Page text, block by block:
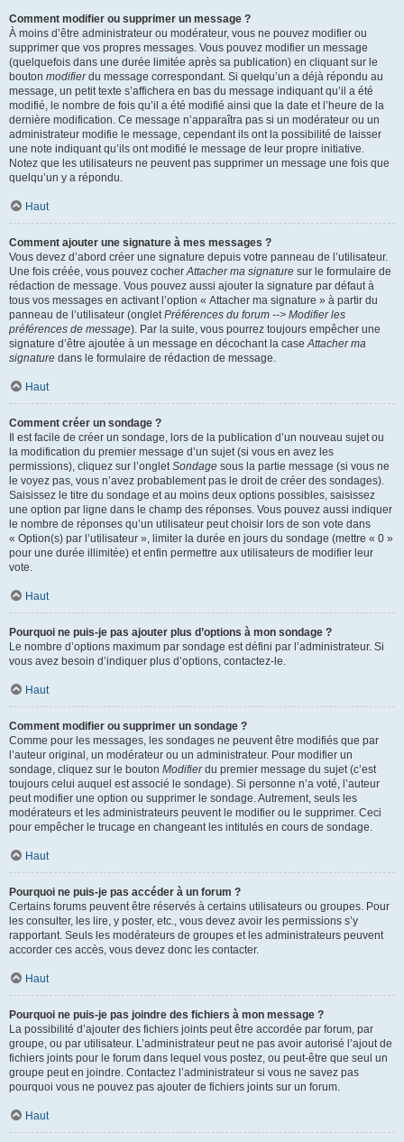
Comment modifier ou supprimer un message ?
À moins d’être administrateur ou modérateur, vous ne pouvez modifier ou
supprimer que vos propres messages. Vous pouvez modifier un message
(quelquefois dans une durée limitée après sa publication) en cliquant sur le
bouton modifierdu message correspondant. Si quelqu’un a déjà répondu au
message, un petit texte s’affichera en bas du message indiquant qu’il a été
modifié, le nombre de fois qu’il a été modifié ainsi que la date et l’heure de la
dernière modification. Ce message n’apparaîtra pas si un modérateur ou un
administrateur modifie le message, cependant ils ont la possibilité de laisser
une note indiquant qu’ils ont modifié le message de leur propre initiative.
Notez que les utilisateurs ne peuvent pas supprimer un message une fois que
quelqu’un y a répondu.
Haut
Comment ajouter une signature à mes messages ?
Vous devez d’abord créer une signature depuis votre panneau de l’utilisateur.
Une fois créée, vous pouvez cocherAttacher ma signature sur le formulaire de
rédaction de message. Vous pouvez aussi ajouter la signature par défaut à
tous vos messages en activant l’option « Attacher ma signature » à partir du
panneau de l’utilisateur (ongletPréférences du forum --> Modifier les
préférences de message). Par la suite, vous pourrez toujours empêcher une
signature d’être ajoutée à un message en décochant la caseAttacher ma
signature dans le formulaire de rédaction de message.
Haut
Comment créer un sondage ?
Il est facile de créer un sondage, lors de la publication d’un nouveau sujet ou
la modification du premier message d’un sujet (si vous en avez les
permissions), cliquez sur l’ongletSondage sous la partie message (si vous ne
le voyez pas, vous n’avez probablement pas le droit de créer des sondages).
Saisissez le titre du sondage et au moins deux options possibles, saisissez
une option par ligne dans le champ des réponses. Vous pouvez aussi indiquer
le nombre de réponses qu’un utilisateur peut choisir lors de son vote dans
« Option(s) par l’utilisateur », limiter la durée en jours du sondage (mettre « 0 »
pour une durée illimitée) et enfin permettre aux utilisateurs de modifier leur
vote.
Haut
Pourquoi ne puis-je pas ajouter plus d’options à mon sondage ?
Le nombre d’options maximum par sondage est défini par l’administrateur. Si
vous avez besoin d’indiquer plus d’options, contactez-le.
Haut
Comment modifier ou supprimer un sondage ?
Comme pour les messages, les sondages ne peuvent être modifiés que par
l’auteur original, un modérateur ou un administrateur. Pour modifier un
sondage, cliquez sur le bouton Modifierdu premier message du sujet (c’est
toujours celui auquel est associé le sondage). Si personne n’a voté, l’auteur
peut modifier une option ou supprimer le sondage. Autrement, seuls les
modérateurs et les administrateurs peuvent le modifier ou le supprimer. Ceci
pour empêcher le trucage en changeant les intitulés en cours de sondage.
Haut
Pourquoi ne puis-je pas accéder à un forum ?
Certains forums peuvent être réservés à certains utilisateurs ou groupes. Pour
les consulter, les lire, y poster, etc., vous devez avoir les permissions s’y
rapportant. Seuls les modérateurs de groupes et les administrateurs peuvent
accorder ces accès, vous devez donc les contacter.
Haut
Pourquoi ne puis-je pas joindre des fichiers à mon message ?
La possibilité d’ajouter des fichiers joints peut être accordée par forum, par
groupe, ou par utilisateur. L’administrateur peut ne pas avoir autorisé l’ajout de
fichiers joints pour le forum dans lequel vous postez, ou peut-être que seul un
groupe peut en joindre. Contactez l’administrateur si vous ne savez pas
pourquoi vous ne pouvez pas ajouter de fichiers joints sur un forum.
Haut